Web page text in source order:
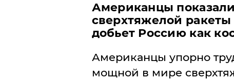
​Американцы
сверхтяжелой ракеты
добьет Россию как
Американцы упорно
мощной в мире